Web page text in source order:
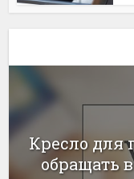
Кресло для
обращать